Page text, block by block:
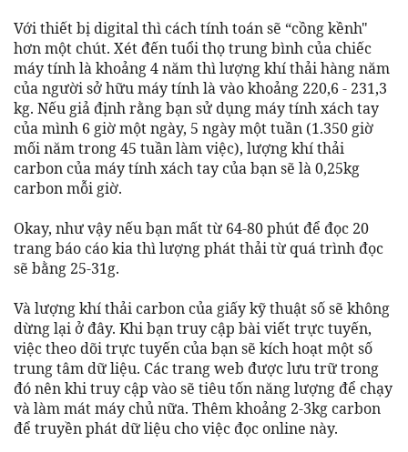
Với thiết bị digital thì cách tính toán sẽ “cồng kềnh"
hơn một chút. Xét đến tuổi thọ trung bình của chiếc
máy tính là khoảng 4 năm thì lượng khí thải hàng năm
của người sở hữu máy tính là vào khoảng 220,6 - 231,3
kg. Nếu giả định rằng bạn sử dụng máy tính xách tay
của mình 6 giờ một ngày, 5 ngày một tuần (1.350 giờ
mối năm trong 45 tuần làm việc), lượng khí thải
carbon của máy tính xách tay của bạn sẽ là 0,25kg
carbon mỗi giờ.
Okay, như vậy nếu bạn mất từ 64-80 phút để đọc 20
trang báo cáo kia thì lượng phát thải từ quá trình đọc
sẽ bằng 25-31g.
Và lượng khí thải carbon của giấy kỹ thuật số sẽ không
dừng lại ở đây. Khi bạn truy cập bài viết trực tuyến,
việc theo dõi trực tuyến của bạn sẽ kích hoạt một số
trung tâm dữ liệu. Các trang web được lưu trữ trong
đó nên khi truy cập vào sẽ tiêu tốn năng lượng để chạy
và làm mát máy chủ nữa. Thêm khoảng 2-3kg carbon
để truyền phát dữ liệu cho việc đọc online này.